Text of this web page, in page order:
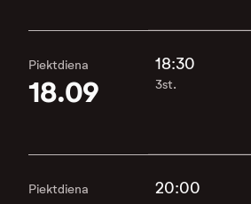
Piektdiena
18.09
18:30
3st.
Piektdiena 20:00